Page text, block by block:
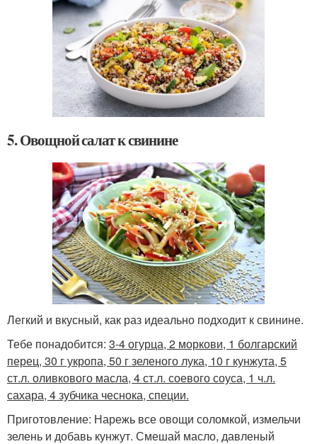
5. Овощной салат к свинине
Легкий и вкусный, как раз идеально подходит к свинине.
Тебе понадобится: 3-4 огурца, 2 моркови, 1 болгарский
перец, 30 г укропа, 50 г зеленого лука, 10 г кунжута, 5
ст.л. оливкового масла, 4 ст.л. соевого соуса, 1 ч.л.
сахара, 4 зубчика чеснока, специи.
Приготовление: Нарежь все овощи соломкой, измельчи
зелень и добавь кунжут. Смешай масло, давленый